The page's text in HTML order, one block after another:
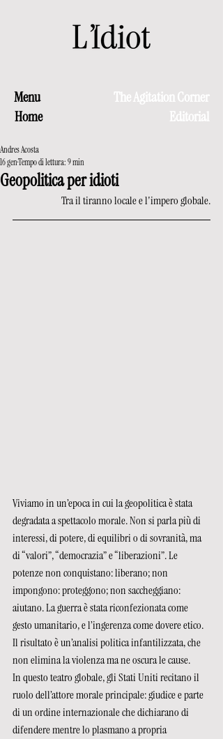
Menu
The Agitation Corner
Home
Editorial
Geopolitica per idioti
Andres Acosta
16 genTempo di lettura: 9 min
Tra il tiranno locale e l'impero globale.
Viviamo in un’epoca in cui la geopolitica è stata
degradata a spettacolo morale. Non si parla più di
interessi, di potere, di equilibri o di sovranità, ma
di “valori”, “democrazia” e “liberazioni”. Le
potenze non conquistano: liberano; non
impongono: proteggono; non saccheggiano:
aiutano. La guerra è stata riconfezionata come
gesto umanitario, e l’ingerenza come dovere etico.
Il risultato è un’analisi politica infantilizzata, che
non elimina la violenza ma ne oscura le cause.
In questo teatro globale, gli Stati Uniti recitano il
ruolo dell’attore morale principale: giudice e parte
di un ordine internazionale che dichiarano di
difendere mentre lo plasmano a propria